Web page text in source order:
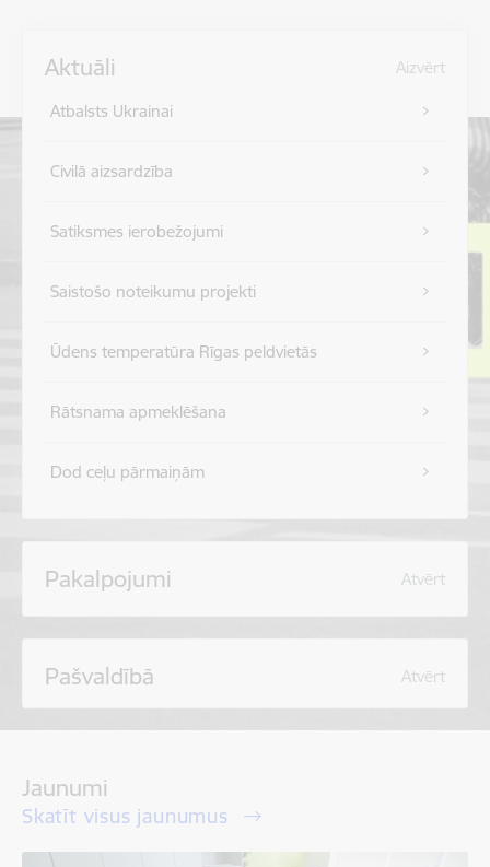
Aktuāli Aizvērt
Atbalsts Ukrainai
Civilā aizsardzība
Satiksmes ierobežojumi
Saistošo noteikumu projekti
Ūdens temperatūra Rīgas peldvietās
Rātsnama apmeklēšana
Dod ceļu pārmaiņām
Pakalpojumi Atvērt
Pašvaldībā Atvērt
Jaunumi
Skatīt visus jaunumus